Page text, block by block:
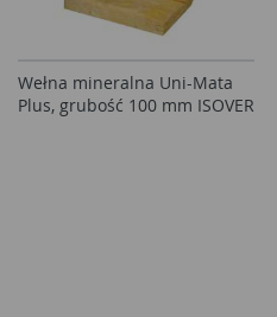
Wełna mineralna Uni-Mata
Plus, grubość 100 mm ISOVER